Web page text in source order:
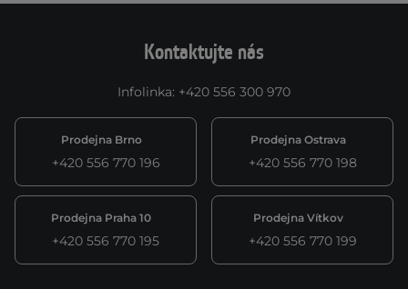
Kontaktujte nás
Infolinka: +420 556 300 970
Prodejna Brno
+420 556 770 196
Prodejna Ostrava
+420 556 770 198
Prodejna Praha 10
+420 556 770 195
Prodejna Vítkov
+420 556 770 199